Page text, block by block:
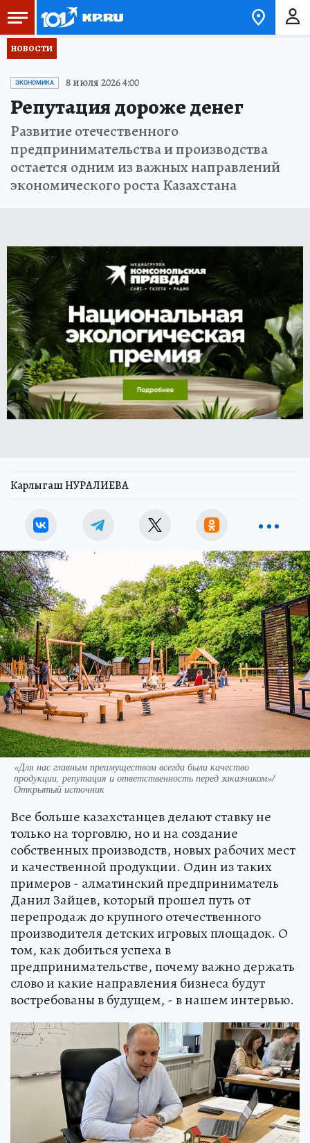
НОВОСТИ
ЭКОНОМИКА 8 июля 2026 4:00
Репутация дороже денег
Развитие отечественного
предпринимательства и производства
остается одним из важных направлений
экономического роста Казахстана
Карлыгаш НУРАЛИЕВА
«Для нас главным преимуществом всегда были качество
продукции, репутация и ответственность перед заказчиком»/
Открытый источник
Все больше казахстанцев делают ставку не
только на торговлю, но и на создание
собственных производств, новых рабочих мест
и качественной продукции. Один из таких
примеров - алматинский предприниматель
Данил Зайцев, который прошел путь от
перепродаж до крупного отечественного
производителя детских игровых площадок. О
том, как добиться успеха в
предпринимательстве, почему важно держать
слово и какие направления бизнеса будут
востребованы в будущем, - в нашем интервью.